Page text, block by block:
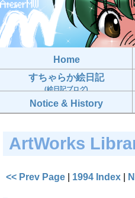
Home
すちゃらか絵日記
(絵日記ブログ)
Notice & History
ArtWorks
<< Prev Page | 1994 Index |